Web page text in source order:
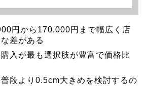
円から170,000円まで幅広く店
差がある
入が最も選択肢が豊富で価格比
段より0.5cm大きめを検討するの